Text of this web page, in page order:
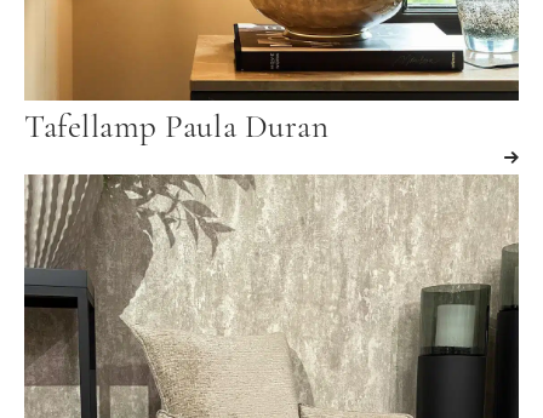
Tafellamp Paula Duran